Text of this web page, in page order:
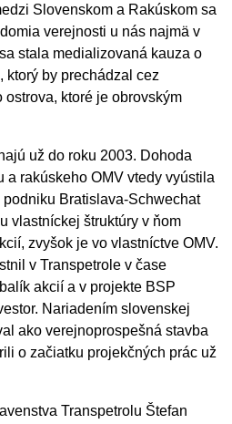
Slovenskom a Rakúskom sa
verejnosti u nás najmä v
stala medializovaná kauza o
ktorý by prechádzal cez
ktoré je obrovským
už do roku 2003. Dohoda
a rakúskeho OMV vtedy vyústila
Bratislava-Schwechat
vlastníckej štruktúry v ňom
zvyšok je vo vlastníctve OMV.
v Transpetrole v čase
akcií a v projekte BSP
Nariadením slovenskej
ako verejnoprospešná stavba
o začiatku projekčných prác už
Transpetrolu Štefan